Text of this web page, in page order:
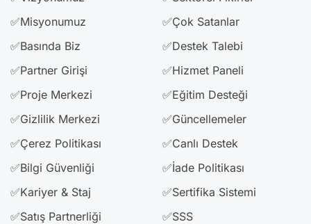
✅Misyonumuz
✅Basında Biz
✅Partner Girişi
✅Proje Merkezi
✅Gizlilik Merkezi
✅Çerez Politikası
✅Bilgi Güvenliği
✅Kariyer & Staj
✅Satış Partnerliği
✅Çok Satanlar
✅Destek Talebi
✅Hizmet Paneli
✅Eğitim Desteği
✅Güncellemeler
✅Canlı Destek
✅İade Politikası
✅Sertifika Sistemi
✅SSS